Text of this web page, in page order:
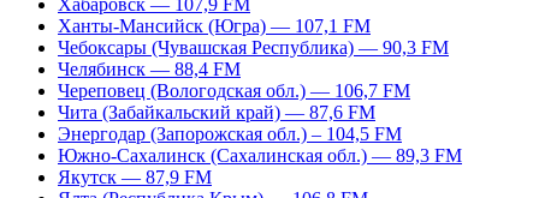
Хабаровск — 107,9 FM
Ханты-Мансийск (Югра) — 107,1 FM
Чебоксары (Чувашская Республика) — 90,3 FM
Челябинск — 88,4 FM
Череповец (Вологодская обл.) — 106,7 FM
Чита (Забайкальский край) — 87,6 FM
Энергодар (Запорожская обл.) – 104,5 FM
Южно-Сахалинск (Сахалинская обл.) — 89,3 FM
Якутск — 87,9 FM